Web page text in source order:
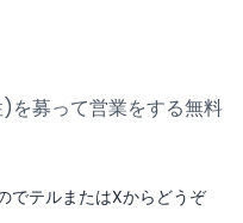
を募って営業をする無料
でテルまたはXからどうぞ